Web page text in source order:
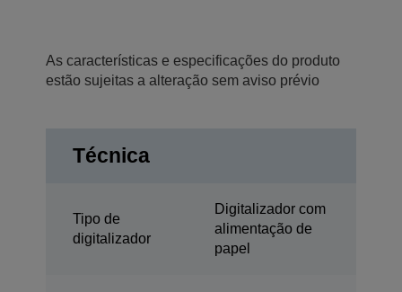
As características e especificações do produto
estão sujeitas a alteração sem aviso prévio
Técnica
Tipo de
digitalizador
Digitalizador com
alimentação de
papel